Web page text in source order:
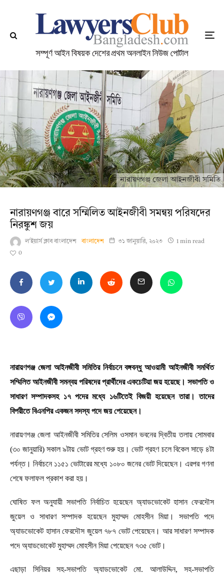
নারায়ণগঞ্জ জেলা আইনজীবী সমিতি
নারায়ণগঞ্জ বারে সম্মিলিত আইনজীবী সমন্বয় পরিষদের
নিরঙ্কুশ জয়
ল'ইয়ার্স ক্লাব বাংলাদেশ বাংলাদেশ ৩১ জানুয়ারি, ২০২৩
1 min read
0
নারায়ণগঞ্জ জেলা আইনজীবী সমিতির নির্বাচনে বঙ্গবন্ধু আওয়ামী আইনজীবী সমর্থিত
সম্মিলিত আইনজীবী সমন্বয় পরিষদের প্রার্থীদের একচেটিয়া জয় হয়েছে। সভাপতি ও
সাধারণ সম্পাদকসহ ১৭ পদের মধ্যে ১৬টিতেই বিজয়ী হয়েছেন তারা। তাদের
বিপরীতে বিএনপির একজন সদস্য পদে জয় পেয়েছেন।
নারায়ণগঞ্জ জেলা আইনজীবী সমিতির সেলিম ওসমান ভবনের দ্বিতীয় তলায় সোমবার
(৩০ জানুয়ারি) সকাল ৯টায় ভোট গ্রহণ শুরু হয়। ভোট গ্রহণ চলে বিকেল সাড়ে ৪টা
পর্যন্ত। নির্বাচনে ১১৫১ ভোটারের মধ্যে ১০৮০ জনের ভোট দিয়েছেন। এরপর গণনা
শেষে ফলাফল প্রকাশ করা হয়।
ঘোষিত ফল অনুযায়ী সভাপতি নির্বাচিত হয়েছেন অ্যাডভোকেট হাসান ফেরদৌস
জুয়েল ও সাধারণ সম্পাদক হয়েছেন মুহাম্মদ মোহসীন মিয়া। সভাপতি পদে
অ্যাডভোকেট হাসান ফেরদৌস জুয়েল ৭৮৭ ভোট পেয়েছেন। আর সাধারণ সম্পাদক
পদে অ্যাডভোকেট মুহাম্মদ মোহসীন মিয়া পেয়েছেন ৭৩৫ ভোট।
এছাড়া সিনিয়র সহ-সভাপতি অ্যাডভোকেট মো. আলাউদ্দিন, সহ-সভাপতি